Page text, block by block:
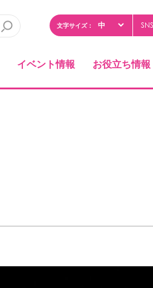
文字サイズ： SNS
イベント情報 お役立ち情報